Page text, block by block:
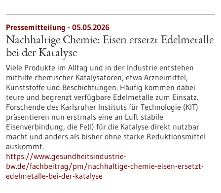
Pressemitteilung - 05.05.2026
Nachhaltige Chemie: Eisen ersetzt Edelmetalle
bei der Katalyse
Viele Produkte im Alltag und in der Industrie entstehen
mithilfe chemischer Katalysatoren, etwa Arzneimittel,
Kunststoffe und Beschichtungen. Häufig kommen dabei
teure und begrenzt verfügbare Edelmetalle zum Einsatz.
Forschende des Karlsruher Instituts für Technologie (KIT)
präsentieren nun erstmals eine an Luft stabile
Eisenverbindung, die Fe(I) für die Katalyse direkt nutzbar
macht und anders als bisher ohne starke Reduktionsmittel
auskommt.
https://www.gesundheitsindustrie-
bw.de/fachbeitrag/pm/nachhaltige-chemie-eisen-ersetzt-
edelmetalle-bei-der-katalyse